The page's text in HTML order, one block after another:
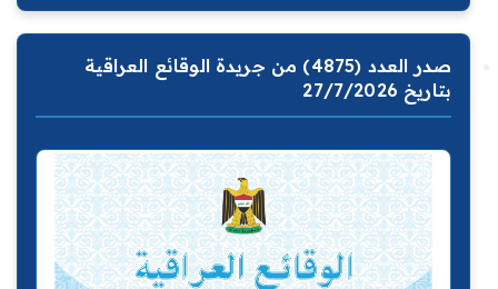
صدر العدد (4875) من جريدة الوقائع العراقية
بتاريخ 27/7/2026